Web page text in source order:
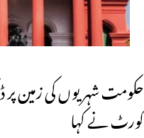
حکومت شہریوں کی زمین پر
کورٹ نے کہا